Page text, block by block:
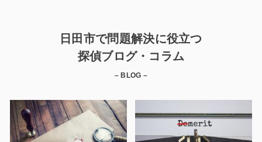
日田市で問題解決に役立つ
探偵ブログ・コラム
– BLOG –